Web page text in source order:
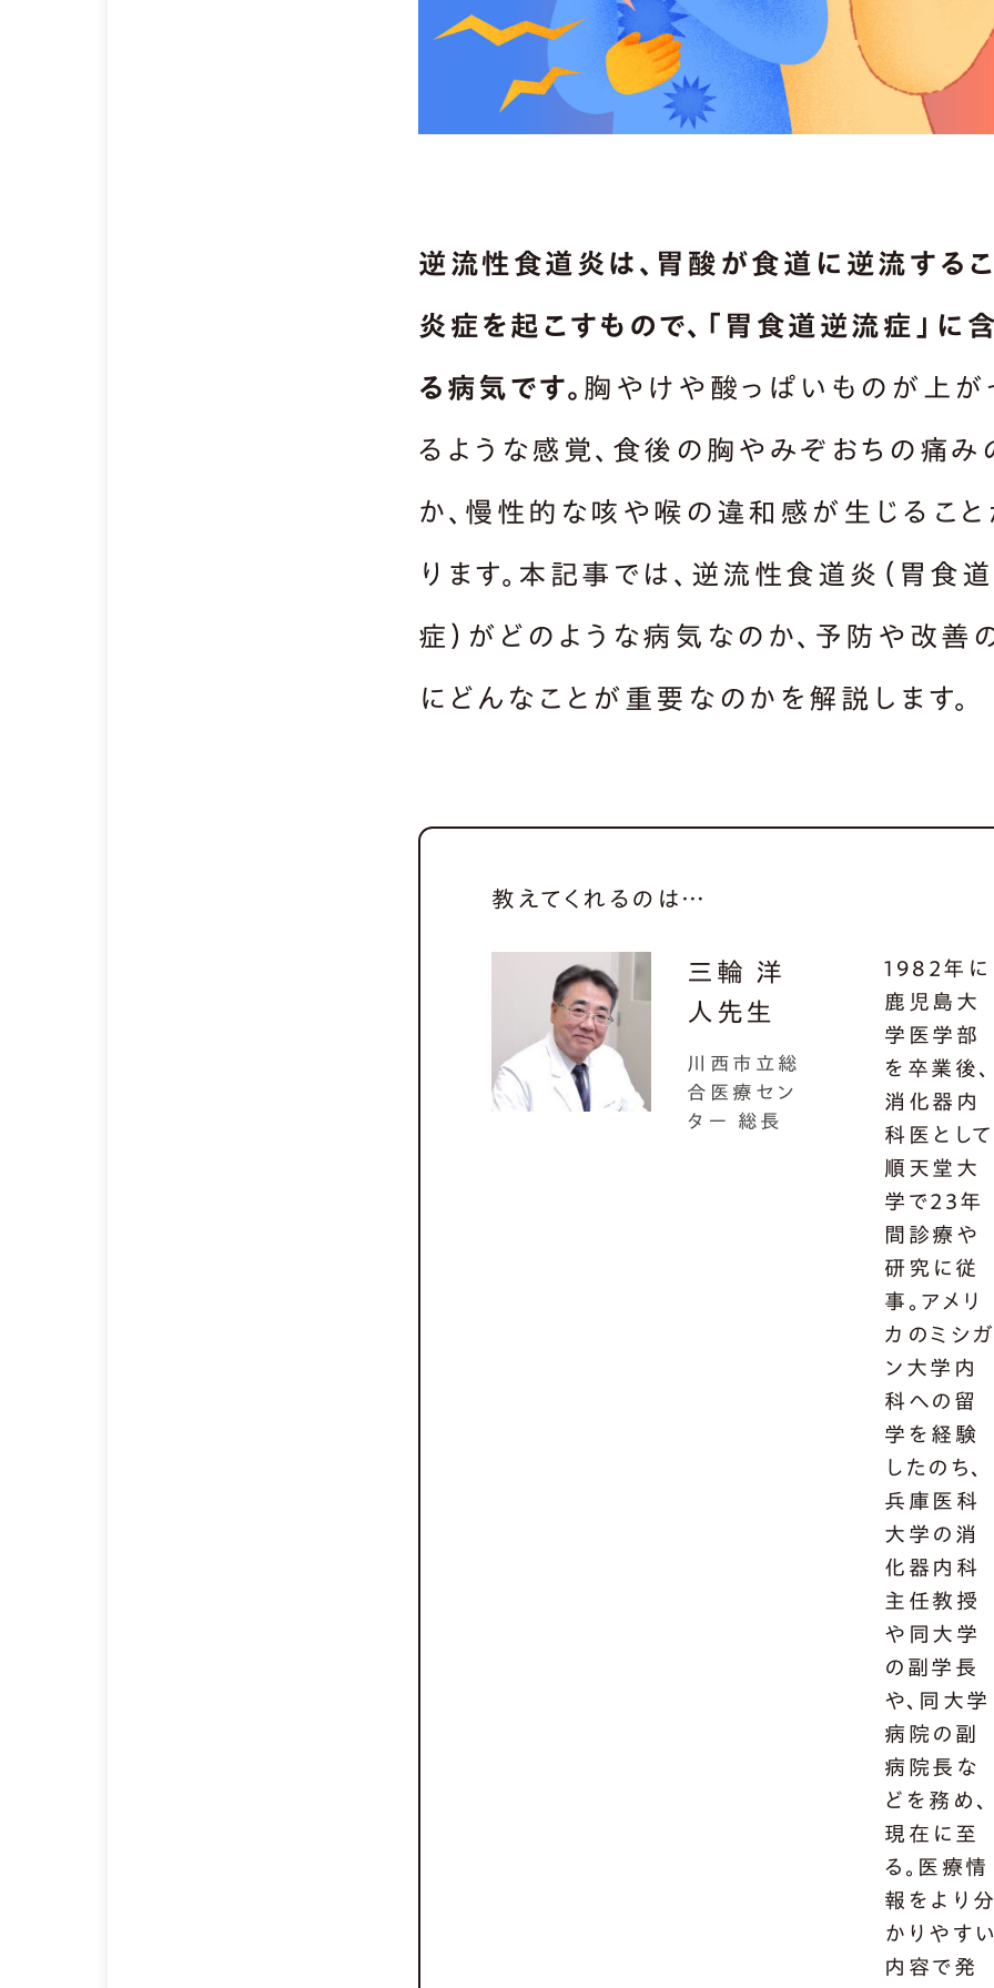
逆流性食道炎は、胃酸が食道に逆流する
炎症を起こすもので、「胃食道逆流症」に
る病気です。 胸やけや酸っぱいものが上が
るような感覚、食後の胸やみぞおちの痛み
か、慢性的な咳や喉の違和感が生じるこ
ります。本記事では、逆流性食道炎（胃食
症）がどのような病気なのか、予防や改善
にどんなことが重要なのかを解説します。
教えてくれるのは…
三輪 洋
人先生
川西市立総
合医療セン
ター 総長
1982年に
鹿児島大
学医学部
を卒業後、
消化器内
科医として
順天堂大
学で23年
間診療や
研究に従
事。アメリ
カのミシ
ン大学内
科への留
学を経験
したのち、
兵庫医科
大学の消
化器内科
主任教授
や同大学
の副学長
や、同大学
病院の副
病院長な
どを務め、
現在に至
る。医療情
報をより
かりやす
内容で発